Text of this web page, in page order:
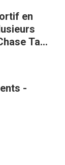
en
Tag,
-